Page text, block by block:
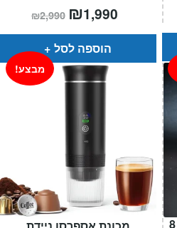
₪2,990 המחיר
המקורי
היה:
₪2,990.
₪1,990
הוא:
הוספה לסל
מבצע!
מכונת פסטה אוטומטית עד 8